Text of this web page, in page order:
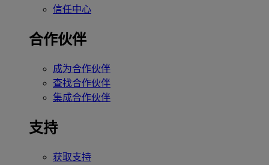
信任中心
合作伙伴
成为合作伙伴
查找合作伙伴
集成合作伙伴
支持
获取支持